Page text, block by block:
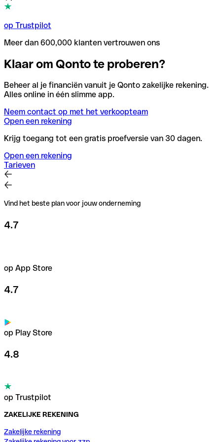
op Trustpilot
Meer dan 600,000 klanten vertrouwen ons
Klaar om Qonto te proberen?
Beheer al je financiën vanuit je Qonto zakelijke rekening.
Alles online in één slimme app.
Neem contact op met het verkoopteam
Open een rekening
Krijg toegang tot een gratis proefversie van 30 dagen.
Open een rekening
Tarieven
Vind het beste plan voor jouw onderneming
4.7
op App Store
4.7
op Play Store
4.8
op Trustpilot
ZAKELIJKE REKENING
Zakelijke rekening